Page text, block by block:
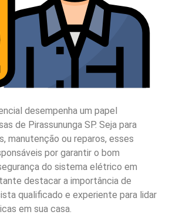
desempenha um papel
de Pirassununga SP. Seja para
manutenção ou reparos, esses
por garantir o bom
do sistema elétrico em
destacar a importância de
qualificado e experiente para lidar
em sua casa.